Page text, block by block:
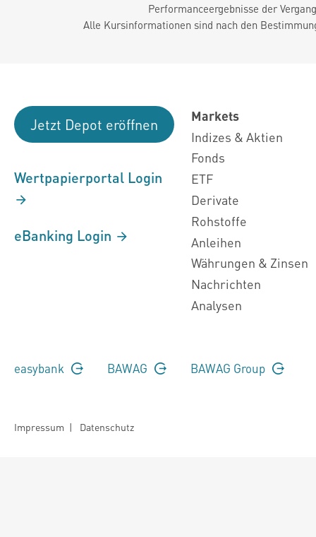
Performanceergebnisse der
Alle Kursinformationen sind nach den
Jetzt Depot eröffnen
Wertpapierportal Login
eBanking Login
Markets
Indizes & Aktien
Fonds
ETF
Derivate
Rohstoffe
Anleihen
Währungen & Zinsen
Nachrichten
Analysen
easybank BAWAG BAWAG Group
Impressum | Datenschutz